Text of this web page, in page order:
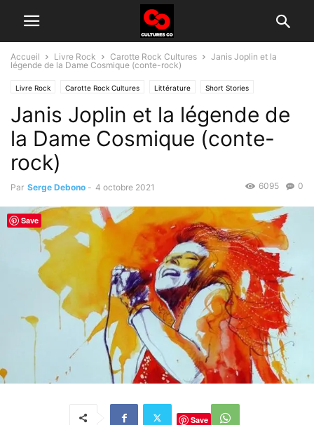
Accueil Livre Rock Carotte Rock Cultures
Janis Joplin et la
légende de la Dame Cosmique (conte-rock)
Livre Rock Carotte Rock Cultures Littérature Short Stories
Janis Joplin et la légende de
la Dame Cosmique (conte-
rock)
Par Serge Debono - 4 octobre 2021 0
6095
Save
Save